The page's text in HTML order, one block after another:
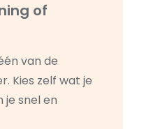
of
van de
Kies zelf wat je
je snel en